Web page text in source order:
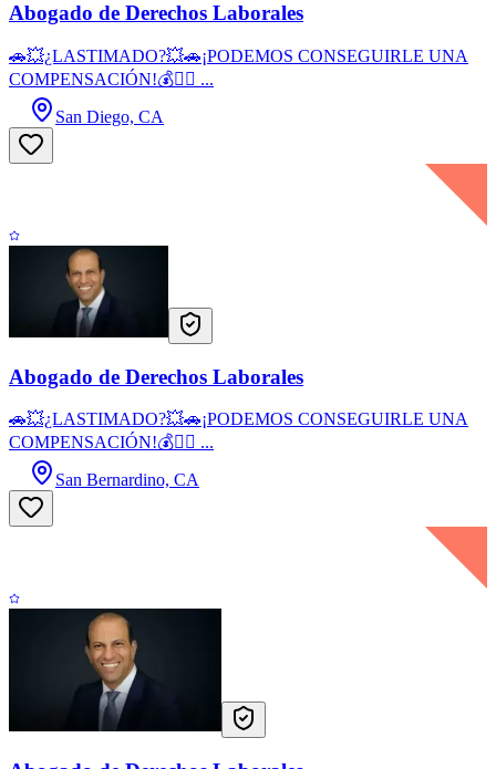
Abogado de Derechos Laborales
🚗💥¿LASTIMADO?💥🚗¡PODEMOS CONSEGUIRLE UNA
COMPENSACIÓN!💰👷‍♂️ ...
San Diego, CA
Abogado de Derechos Laborales
🚗💥¿LASTIMADO?💥🚗¡PODEMOS CONSEGUIRLE UNA
COMPENSACIÓN!💰👷‍♂️ ...
San Bernardino, CA